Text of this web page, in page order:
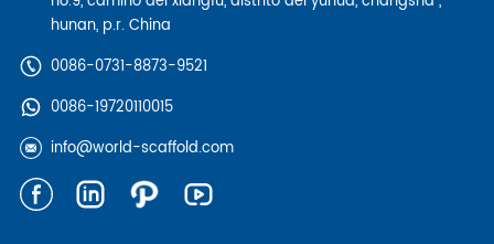
hunan, p.r. China
0086-0731-8873-9521
0086-19720110015
info@world-scaffold.com